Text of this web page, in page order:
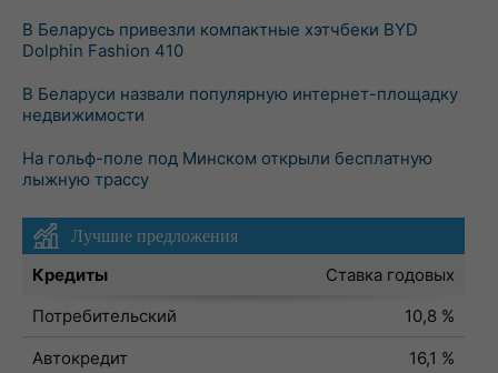
В Беларусь привезли компактные хэтчбеки BYD
Dolphin Fashion 410
В Беларуси назвали популярную интернет-площадку
недвижимости
На гольф-поле под Минском открыли бесплатную
лыжную трассу
Лучшие предложения
Кредиты
Ставка годовых
Потребительский
10,8 %
Автокредит
16,1 %